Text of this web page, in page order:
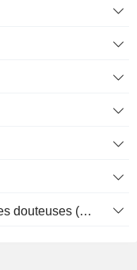
Provision cumulée pour créances douteuses (Supple)